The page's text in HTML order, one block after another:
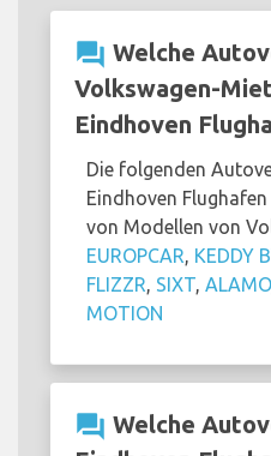
question_answer Welche
Volkswagen-
Eindhoven
Die folgenden
Eindhoven
von Modellen von
EUROPCAR, KEDDY
FLIZZR, SIXT, ALAMO
MOTION
question_answer Welche